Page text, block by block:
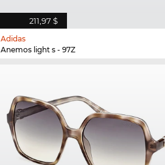
211,97 $
Adidas
Anemos light s - 97Z